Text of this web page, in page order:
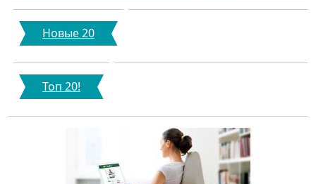
Новые 20
Топ 20!